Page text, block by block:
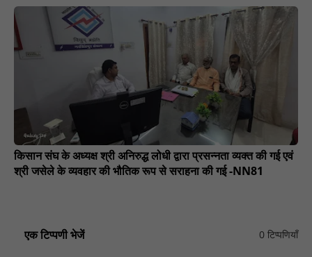
किसान संघ के अध्यक्ष श्री अनिरुद्ध लोधी द्वारा प्रसन्नता व्यक्त की गई एवं
श्री जसेले के व्यवहार की भौतिक रूप से सराहना की गई -NN81
एक टिप्पणी भेजें 0 टिप्पणियाँ